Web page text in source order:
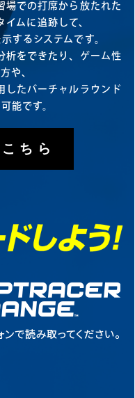
場での打席から放たれた
イムに追跡して、
するシステムです。
析をできたり、ゲーム性
や、
したバーチャルラウンド
能です。
ちら